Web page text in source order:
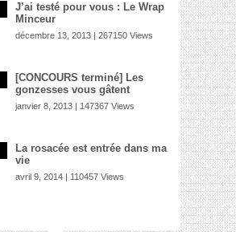
J’ai testé pour vous : Le Wrap
Minceur
décembre 13, 2013 | 267150 Views
[CONCOURS terminé] Les
gonzesses vous gâtent
janvier 8, 2013 | 147367 Views
La rosacée est entrée dans ma
vie
avril 9, 2014 | 110457 Views